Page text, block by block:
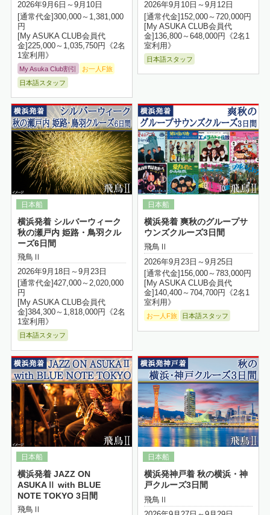
2026年9月6日～9月10日
[通常代金]300,000～1,381,000
円
[My ASUKA CLUB会員代
金]225,000～1,035,750円《2名
1室利用》
My Asuka Club割引
お一人F旅
日本語スタッフ
2026年9月10日～9月12日
[通常代金]152,000～720,000円
[My ASUKA CLUB会員代
金]136,800～648,000円《2名1
室利用》
日本語スタッフ
横浜発着 シルバーウィーク
秋の瀬戸内 姫路・鳥羽クル
ーズ6日間
飛鳥Ⅱ
2026年9月18日～9月23日
[通常代金]427,000～2,020,000
円
[My ASUKA CLUB会員代
金]384,300～1,818,000円《2名
1室利用》
日本語スタッフ
横浜発着 爽秋のグループサ
ウンズクルーズ3日間
飛鳥Ⅱ
2026年9月23日～9月25日
[通常代金]156,000～783,000円
[My ASUKA CLUB会員代
金]140,400～704,700円《2名1
室利用》
お一人F旅 日本語スタッフ
詳細はこちら
横浜発着 JAZZ ON
ASUKAⅡ with BLUE
NOTE TOKYO 3日間
飛鳥Ⅱ
横浜発神戸着 秋の横浜・神
戸クルーズ3日間
飛鳥Ⅱ
詳細はこちら